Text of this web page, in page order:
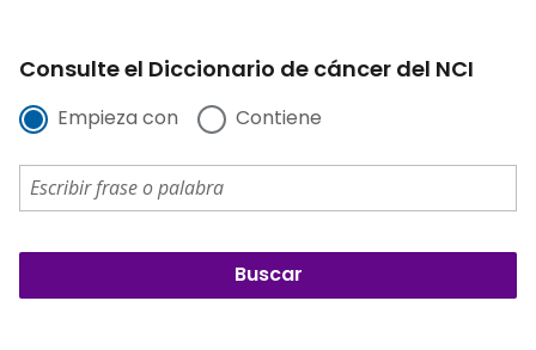
Consulte el Diccionario de cáncer del NCI
Empieza con Contiene